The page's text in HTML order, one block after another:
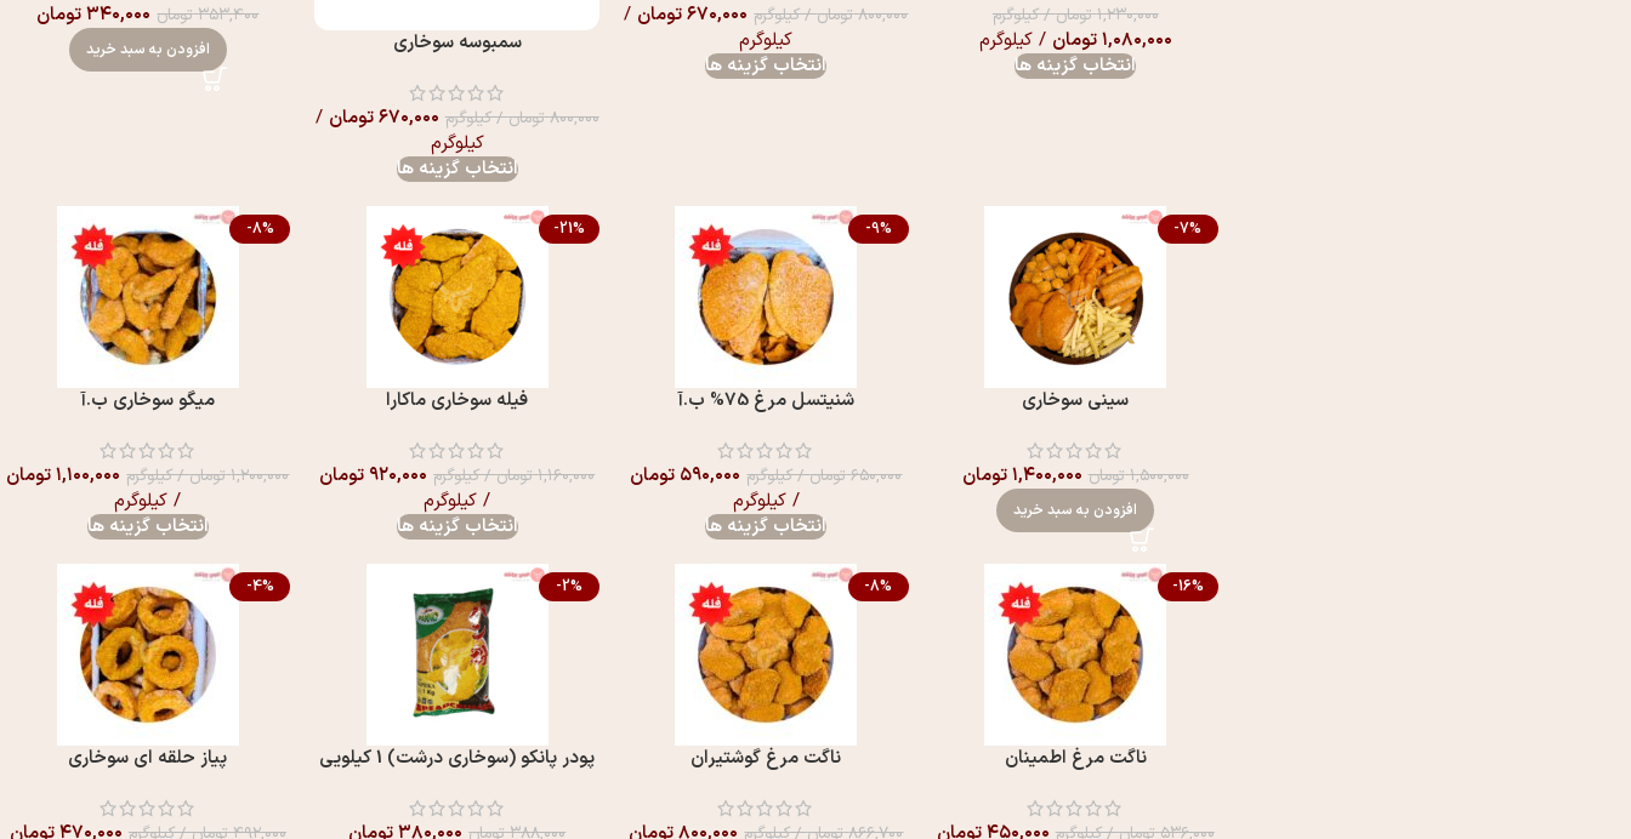
۱,۲۳۰,۰۰۰تومان/ کیلوگرم
۱,۰۸۰,۰۰۰تومان / کیلوگرم
انتخاب گزینه ها
۸۰۰,۰۰۰تومان/ کیلوگرم ۶۷۰,۰۰۰تومان /
کیلوگرم
انتخاب گزینه ها
سمبوسه سوخاری
۸۰۰,۰۰۰تومان/ کیلوگرم ۶۷۰,۰۰۰تومان /
کیلوگرم
انتخاب گزینه ها
۳۵۳,۴۰۰تومان ۳۴۰,۰۰۰تومان
افزودن به سبد خرید
-7%
سینی سوخاری
۱,۵۰۰,۰۰۰تومان ۱,۴۰۰,۰۰۰تومان
افزودن به سبد خرید
-9%
شنیتسل مرغ 75% ب.آ
۶۵۰,۰۰۰تومان/ کیلوگرم ۵۹۰,۰۰۰ تومان
/ کیلوگرم
انتخاب گزینه ها
-21%
فیله سوخاری ماکارا
۱,۱۶۰,۰۰۰تومان/ کیلوگرم ۹۲۰,۰۰۰ تومان
/ کیلوگرم
انتخاب گزینه ها
-8%
میگو سوخاری ب.آ
۱,۲۰۰,۰۰۰تومان/ کیلوگرم ۱,۱۰۰,۰۰۰تومان
/ کیلوگرم
انتخاب گزینه ها
-16%
ناگت مرغ اطمینان
۵۳۶,۰۰۰تومان/ کیلوگرم ۴۵۰,۰۰۰تومان
-8%
ناگت مرغ گوشتیران
۸۶۶,۷۰۰تومان/ کیلوگرم ۸۰۰,۰۰۰تومان
-2%
پودر پانکو (سوخاری درشت) 1 کیلویی
۳۸۸,۰۰۰تومان ۳۸۰,۰۰۰تومان
-4%
پیاز حلقه ای سوخاری
۴۹۲,۰۰۰تومان/ کیلوگرم ۴۷۰,۰۰۰تومان